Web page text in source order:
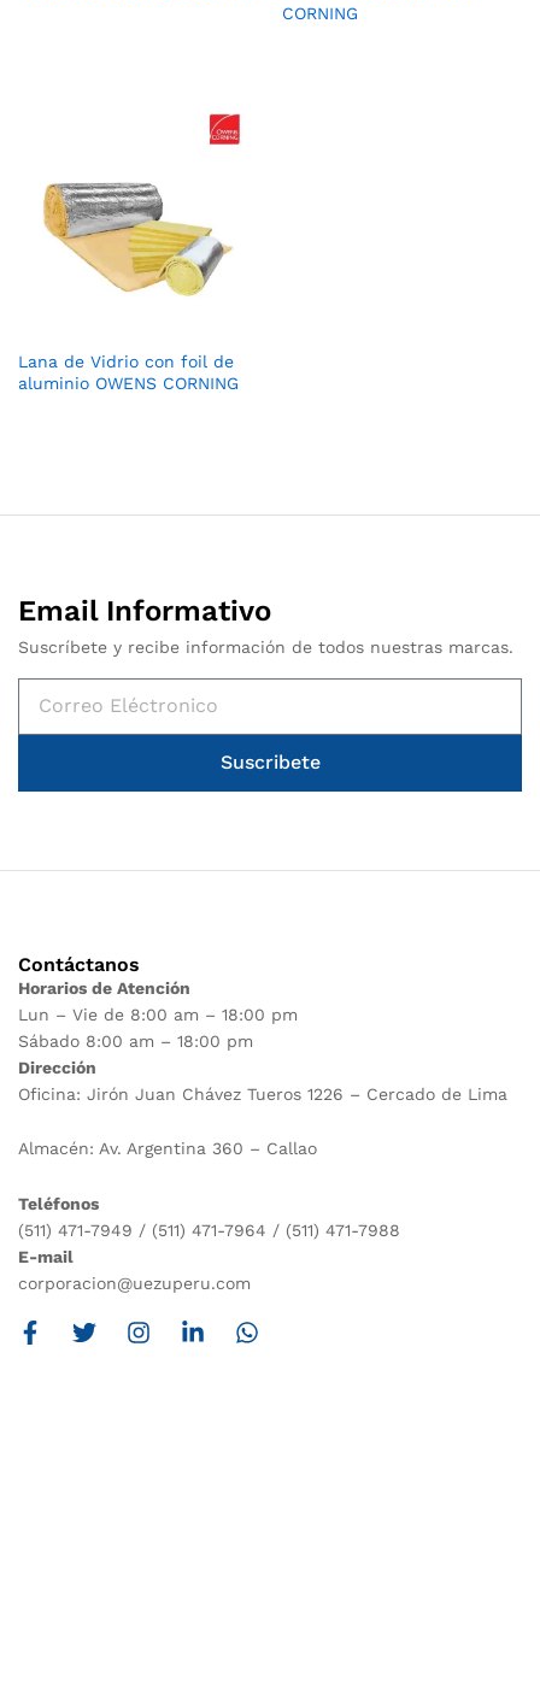
CORNING
Lana de Vidrio con foil de
aluminio OWENS CORNING
Email Informativo
Suscríbete y recibe información de todos nuestras marcas.
Suscribete
Contáctanos
Horarios de Atención
Lun – Vie de 8:00 am – 18:00 pm
Sábado 8:00 am – 18:00 pm
Dirección
Oficina: Jirón Juan Chávez Tueros 1226 – Cercado de Lima
Almacén: Av. Argentina 360 – Callao
Teléfonos
(511) 471-7949 / (511) 471-7964 / (511) 471-7988
E-mail
corporacion@uezuperu.com